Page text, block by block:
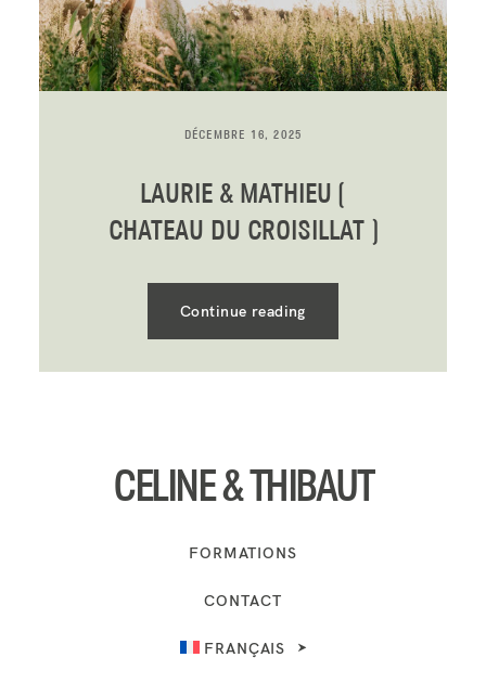
DÉCEMBRE 16, 2025
LAURIE & MATHIEU (
CHATEAU DU CROISILLAT )
Continue reading
CELINE & THIBAUT
FORMATIONS
CONTACT
FRANÇAIS